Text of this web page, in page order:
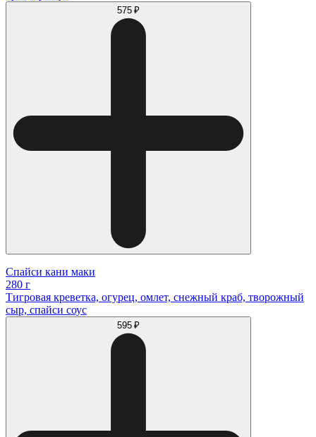
575 ₽
Спайси кани маки
280 г
Тигровая креветка, огурец, омлет, снежный краб, творожный
сыр, спайси соус
595 ₽